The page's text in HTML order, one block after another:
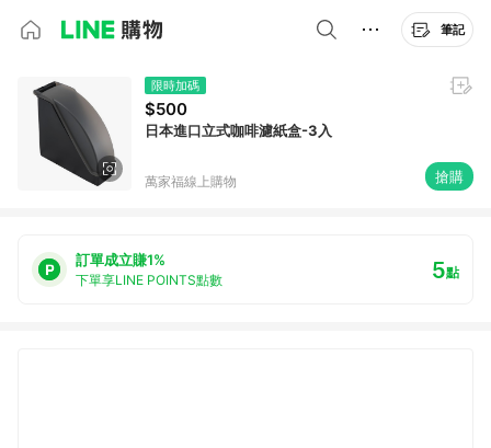
筆記
限時加碼
$500
日本進口立式咖啡濾紙盒-3入
萬家福線上購物 搶購
訂單成立賺1%
下單享LINE POINTS點數 5點